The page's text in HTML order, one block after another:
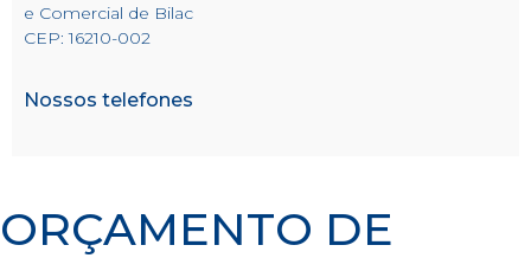
e Comercial de Bilac
CEP: 16210-002
Nossos telefones
ORÇAMENTO DE